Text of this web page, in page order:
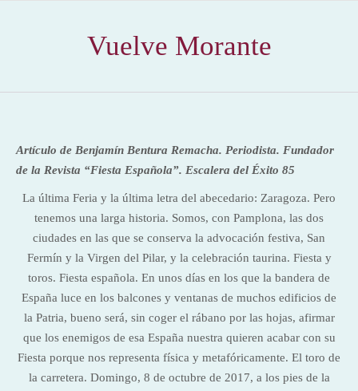
Vuelve Morante
Artículo de Benjamín Bentura Remacha. Periodista. Fundador
de la Revista “Fiesta Española”. Escalera del Éxito 85
La última Feria y la última letra del abecedario: Zaragoza. Pero
tenemos una larga historia. Somos, con Pamplona, las dos
ciudades en las que se conserva la advocación festiva, San
Fermín y la Virgen del Pilar, y la celebración taurina. Fiesta y
toros. Fiesta española. En unos días en los que la bandera de
España luce en los balcones y ventanas de muchos edificios de
la Patria, bueno será, sin coger el rábano por las hojas, afirmar
que los enemigos de esa España nuestra quieren acabar con su
Fiesta porque nos representa física y metafóricamente. El toro de
la carretera. Domingo, 8 de octubre de 2017, a los pies de la